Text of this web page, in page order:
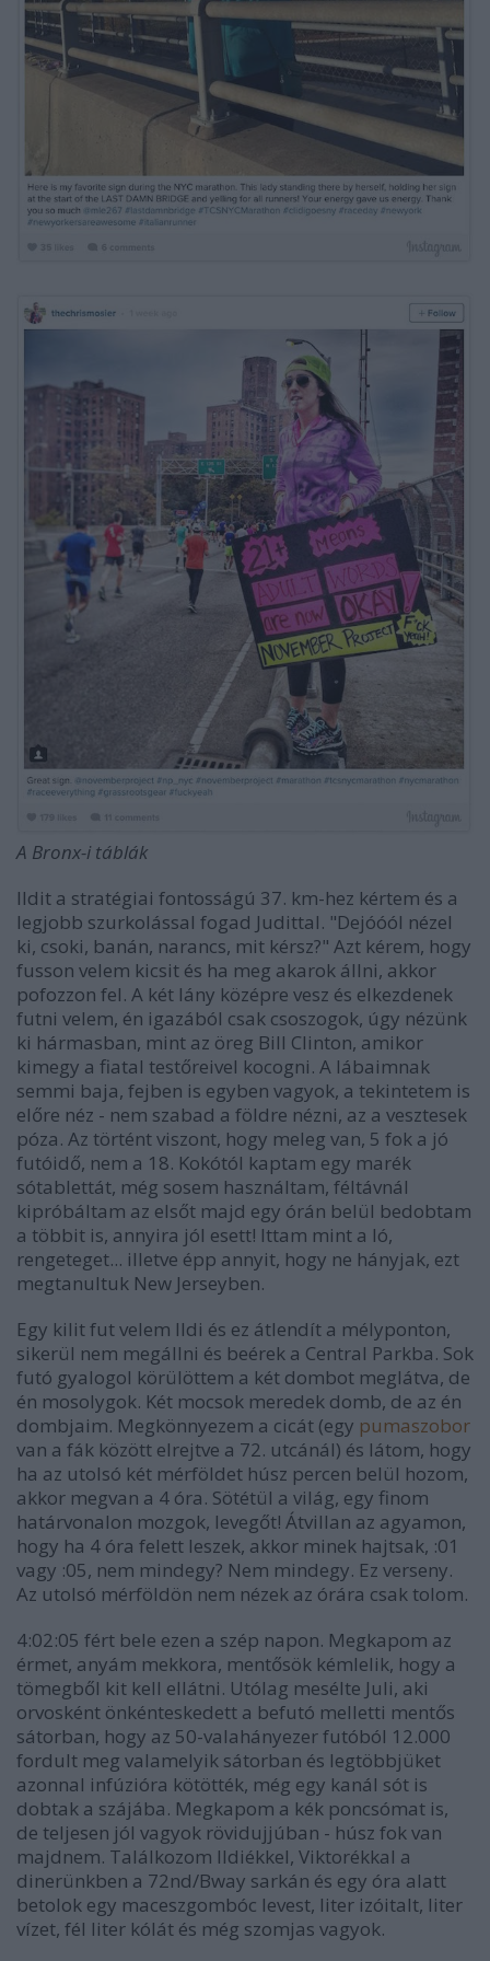
A Bronx-i táblák
Ildit a stratégiai fontosságú 37. km-hez kértem és a
legjobb szurkolással fogad Judittal. "Dejóóól nézel
ki, csoki, banán, narancs, mit kérsz?" Azt kérem, hogy
fusson velem kicsit és ha meg akarok állni, akkor
pofozzon fel. A két lány középre vesz és elkezdenek
futni velem, én igazából csak csoszogok, úgy nézünk
ki hármasban, mint az öreg Bill Clinton, amikor
kimegy a fiatal testőreivel kocogni. A lábaimnak
semmi baja, fejben is egyben vagyok, a tekintetem is
előre néz - nem szabad a földre nézni, az a vesztesek
póza. Az történt viszont, hogy meleg van, 5 fok a jó
futóidő, nem a 18. Kokótól kaptam egy marék
sótablettát, még sosem használtam, féltávnál
kipróbáltam az elsőt majd egy órán belül bedobtam
a többit is, annyira jól esett! Ittam mint a ló,
rengeteget... illetve épp annyit, hogy ne hányjak, ezt
megtanultuk New Jerseyben.
Egy kilit fut velem Ildi és ez átlendít a mélyponton,
sikerül nem megállni és beérek a Central Parkba. Sok
futó gyalogol körülöttem a két dombot meglátva, de
én mosolygok. Két mocsok meredek domb, de az én
dombjaim. Megkönnyezem a cicát (egy pumaszobor
van a fák között elrejtve a 72. utcánál) és látom, hogy
ha az utolsó két mérföldet húsz percen belül hozom,
akkor megvan a 4 óra. Sötétül a világ, egy finom
határvonalon mozgok, levegőt! Átvillan az agyamon,
hogy ha 4 óra felett leszek, akkor minek hajtsak, :01
vagy :05, nem mindegy? Nem mindegy. Ez verseny.
Az utolsó mérföldön nem nézek az órára csak tolom.
4:02:05 fért bele ezen a szép napon. Megkapom az
érmet, anyám mekkora, mentősök kémlelik, hogy a
tömegből kit kell ellátni. Utólag mesélte Juli, aki
orvosként önkénteskedett a befutó melletti mentős
sátorban, hogy az 50-valahányezer futóból 12.000
fordult meg valamelyik sátorban és legtöbbjüket
azonnal infúzióra kötötték, még egy kanál sót is
dobtak a szájába. Megkapom a kék poncsómat is,
de teljesen jól vagyok rövidujjúban - húsz fok van
majdnem. Találkozom Ildiékkel, Viktorékkal a
dinerünkben a 72nd/Bway sarkán és egy óra alatt
betolok egy maceszgombóc levest, liter izóitalt, liter
vízet, fél liter kólát és még szomjas vagyok.